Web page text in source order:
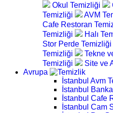
Okul Temizliği
Temizliği
AVM
Cafe Restoran
Temizliği
Halı
Stor Perde Temizliği
Temizliği
Tekne
Temizliği
Site ve
Avrupa
İstanbul Avm
İstanbul
İstanbul Cafe
İstanbul Cam